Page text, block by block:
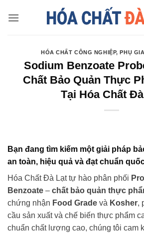
HÓA CHẤT CÔNG NGHIỆP,PHỤ
Sodium Benzoate
Chất Bảo Quản Thực
Tại Hóa Chất
Bạn đang tìm kiếm một giải pháp
an toàn, hiệu quả và đạt chuẩn
Hóa Chất Đà Lạt tự hào phân phối
Benzoate – chất bảo quản thực
chứng nhận Food Grade và Kosher,
cầu sản xuất và chế biến thực phẩm
chuẩn chất lượng cao, chúng tôi cam